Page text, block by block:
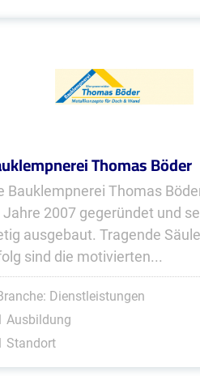
Thomas Böder
Bauklempnerei Thomas
Jahre 2007 gegeründet und
ausgebaut. Tragende
sind die motivierten...
Dienstleistungen
Ausbildung
Standort